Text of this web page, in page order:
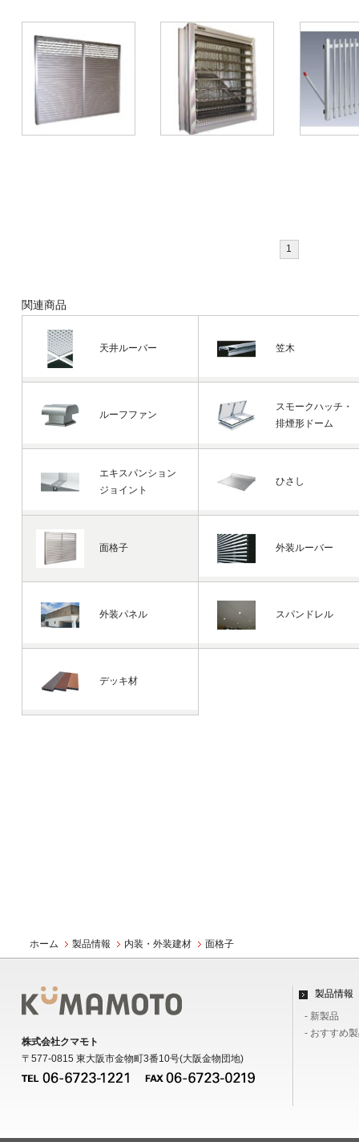
1
関連商品
天井ルーバー 笠木
ルーフファン
スモークハッチ・
排煙形ドーム
エキスパンション
ジョイント
ひさし
面格子 外装ルーバー
外装パネル スパンドレル
デッキ材
ホーム 製品情報 内装・外装建材 面格子
株式会社クマモト
〒577-0815 東大阪市金物町3番10号(大阪金物団地)
製品情報
- 新製品
- おすすめ